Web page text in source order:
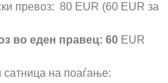
превоз: 80 EUR (60 EUR за
во еден правец: 60 EUR
сатница на поаѓање: